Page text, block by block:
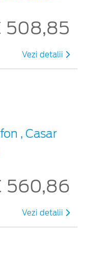
508,85
Vezi detalii
, Casar
560,86
Vezi detalii